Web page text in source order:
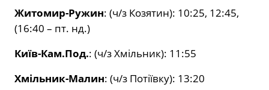
Житомир-Ружин: (ч/з Козятин): 10:25, 12:45,
(16:40 – пт. нд.)
Київ-Кам.Под.: (ч/з Хмільник): 11:55
Хмільник-Малин: (ч/з Потіївку): 13:20